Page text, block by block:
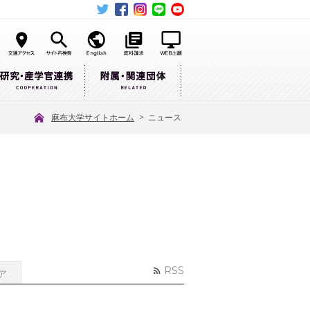
麻布大学サイトホーム > ニュース
RSS